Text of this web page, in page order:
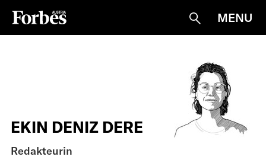
Suche
MENU
EKIN DENIZ DERE
Redakteurin